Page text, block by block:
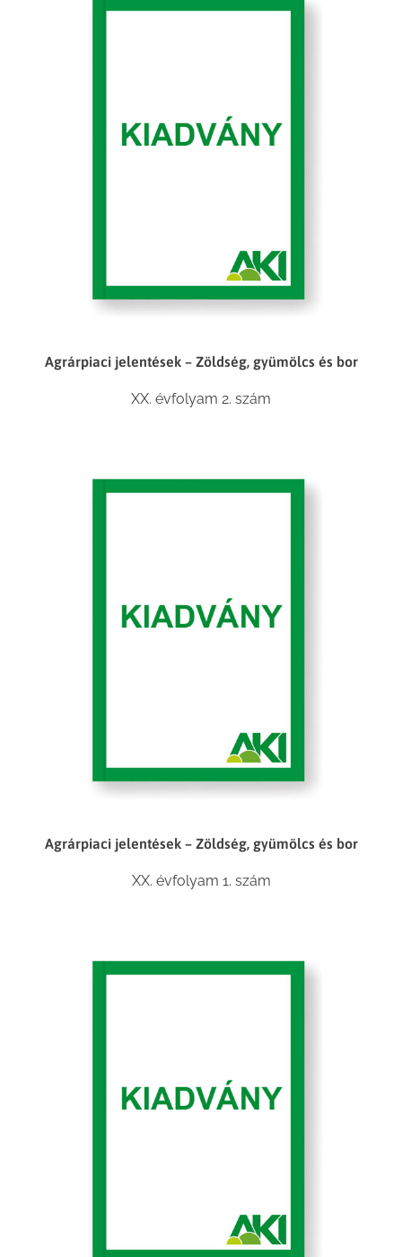
Agrárpiaci jelentések – Zöldség, gyümölcs és bor
XX. évfolyam 2. szám
Agrárpiaci jelentések – Zöldség, gyümölcs és bor
XX. évfolyam 1. szám